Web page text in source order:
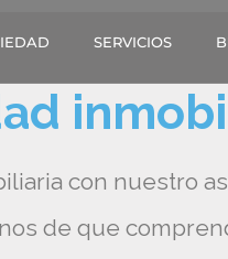
SERVICIOS
con nuestro
de que